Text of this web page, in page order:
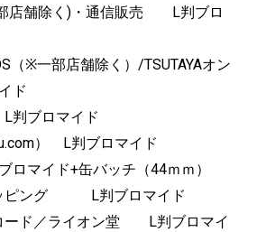
店舗除く)・通信販売 L判ブロ
（※一部店舗除く）/TSUTAYAオン
ド
ブロマイド
） L判ブロマイド
イド+缶バッチ（44ｍｍ）
ッピング L判ブロマイド
ード／ライオン堂 L判ブロマイ